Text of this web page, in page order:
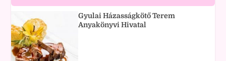
Gyulai Házasságkötő Terem
Anyakönyvi Hivatal